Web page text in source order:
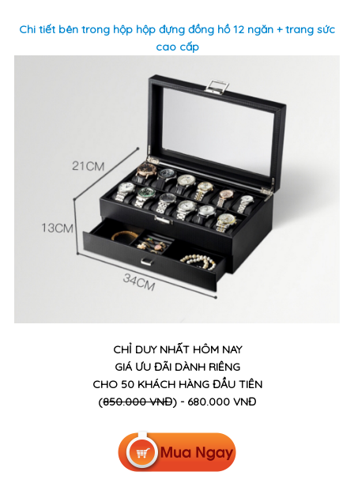
Chi tiết bên trong hộp hộp đựng đồng hồ 12 ngăn + trang sức
cao cấp
CHỈ DUY NHẤT HÔM NAY
GIÁ ƯU ĐÃI DÀNH RIÊNG
CHO 50 KHÁCH HÀNG ĐẦU TIÊN
(850.000 VNĐ) - 680.000 VNĐ